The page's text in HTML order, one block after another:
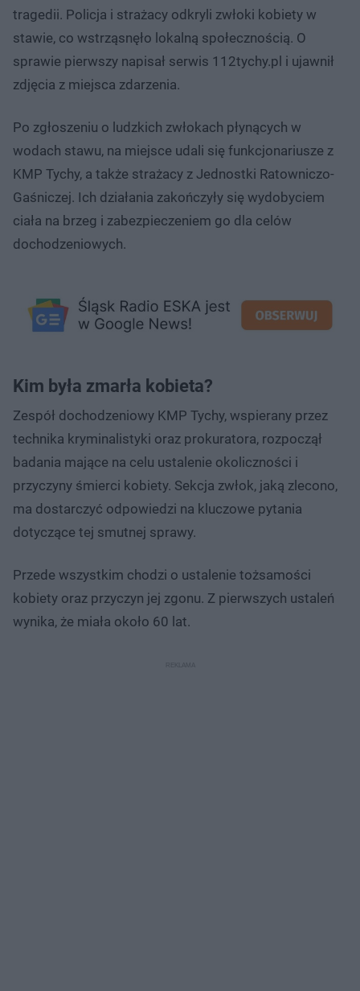
tragedii. Policja i strażacy odkryli zwłoki kobiety w
stawie, co wstrząsnęło lokalną społecznością. O
sprawie pierwszy napisał serwis 112tychy.pl i ujawnił
zdjęcia z miejsca zdarzenia.
Po zgłoszeniu o ludzkich zwłokach płynących w
wodach stawu, na miejsce udali się funkcjonariusze z
KMP Tychy, a także strażacy z Jednostki Ratowniczo-
Gaśniczej. Ich działania zakończyły się wydobyciem
ciała na brzeg i zabezpieczeniem go dla celów
dochodzeniowych.
Kim była zmarła kobieta?
Zespół dochodzeniowy KMP Tychy, wspierany przez
technika kryminalistyki oraz prokuratora, rozpoczął
badania mające na celu ustalenie okoliczności i
przyczyny śmierci kobiety. Sekcja zwłok, jaką zlecono,
ma dostarczyć odpowiedzi na kluczowe pytania
dotyczące tej smutnej sprawy.
Przede wszystkim chodzi o ustalenie tożsamości
kobiety oraz przyczyn jej zgonu. Z pierwszych ustaleń
wynika, że miała około 60 lat.